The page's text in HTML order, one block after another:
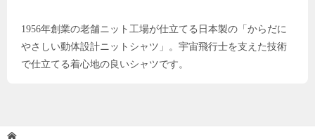
1956年創業の老舗ニット工場が仕立てる日本製の「からだに
やさしい動体設計ニットシャツ」。宇宙飛行士を支えた技術
で仕立てる着心地の良いシャツです。